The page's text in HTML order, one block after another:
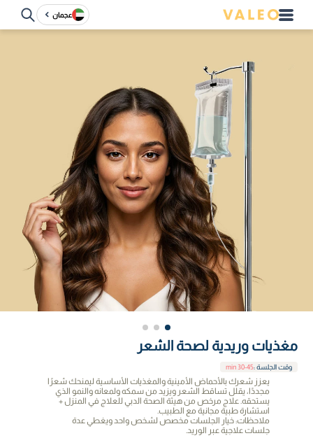
عجمان
مغذيات وريدية لصحة الشعر
وقت الجلسة:
30-45 min
يعزز شعرك بالأحماض الأمينية والمغذيات الأساسية ليمنحك شعرًا
مجددًا، يقلل تساقط الشعر ويزيد من سمكه ولمعانه والنمو الذي
يستحقه. علاج مرخص من هيئة الصحة الدبي للعلاج في المنزل +
استشارة طبية مجانية مع الطبيب.
ملاحظات: خيار الجلسات مخصص لشخص واحد ويغطي عدة
جلسات علاجية عبر الوريد.